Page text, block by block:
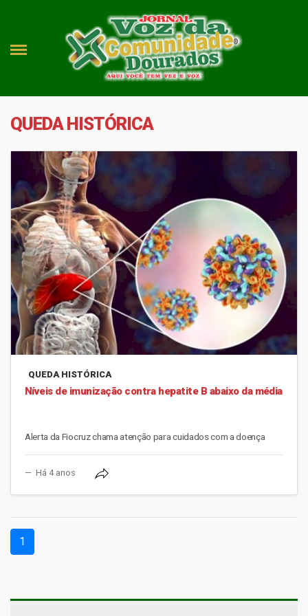
QUEDA HISTÓRICA
QUEDA HISTÓRICA
Níveis de imunização contra hepatite B abaixo da média
Alerta da Fiocruz chama atenção para cuidados com a doença
Há 4 anos
1